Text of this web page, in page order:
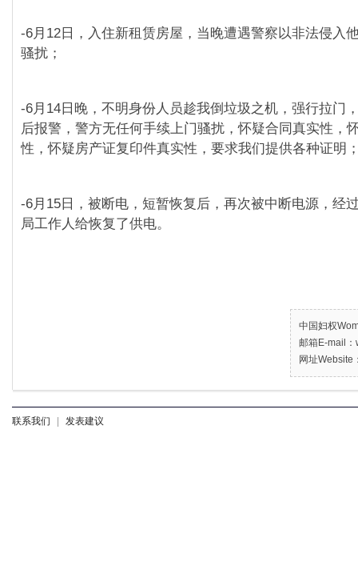
-6月12日，入住新租赁房屋，当晚遭遇警察以非法侵入
骚扰；
-6月14日晚，不明身份人员趁我倒垃圾之机，强行拉门
后报警，警方无任何手续上门骚扰，怀疑合同真实性，
性，怀疑房产证复印件真实性，要求我们提供各种证明
-6月15日，被断电，短暂恢复后，再次被中断电源，经
局工作人给恢复了供电。
中国妇权
邮箱E-mail
网址Website
联系我们 发表建议